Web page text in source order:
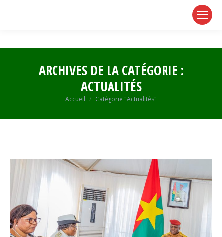
ARCHIVES DE LA CATÉGORIE :
ACTUALITÉS
Vous êtes ici :
Accueil Catégorie "Actualités"